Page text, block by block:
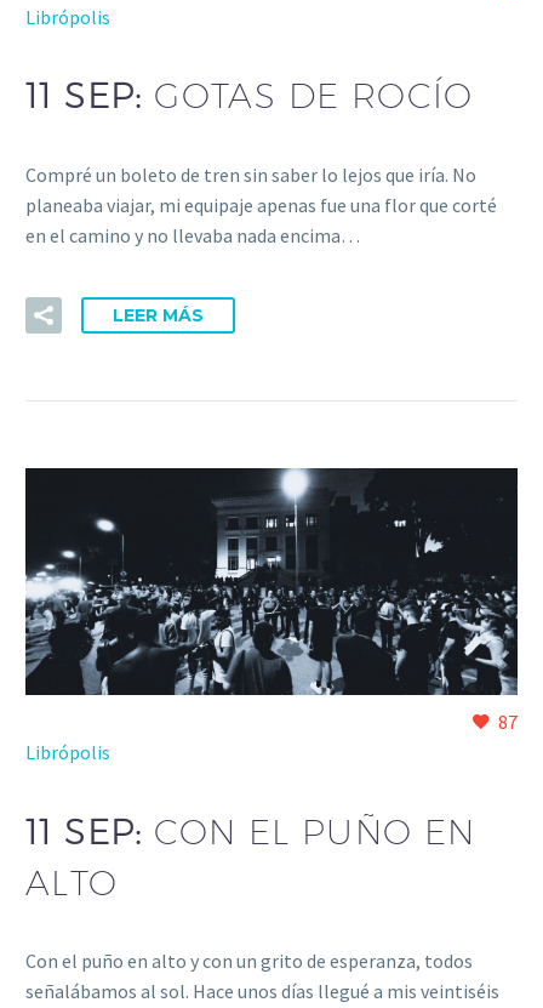
Librópolis
11 SEP: GOTAS DE ROCÍO
Compré un boleto de tren sin saber lo lejos que iría. No
planeaba viajar, mi equipaje apenas fue una flor que corté
en el camino y no llevaba nada encima…
LEER MÁS
87
Librópolis
11 SEP: CON EL PUÑO EN
ALTO
Con el puño en alto y con un grito de esperanza, todos
señalábamos al sol. Hace unos días llegué a mis veintiséis